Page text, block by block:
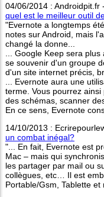
04/06/2014 : Androidpit.fr -
quel est le meilleur outil
"Evernote a longtemps
notes sur Android, mais
changé la donne...
... Google Keep sera
se souvenir d'un groupe
d'un site internet précis,
... Evernote aura une
terme. Vous pourrez
des schémas, scanner
En ce sens, Evernote
14/10/2013 :
un combat inégal?
"... En fait, Evernote est
Mac – mais qui
les partager par mail ou
collègues, etc… Il est
Portable/Gsm, Tablette et